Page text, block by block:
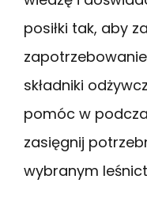
posiłki tak, aby
składniki
pomóc w
zasięgnij
wybranym